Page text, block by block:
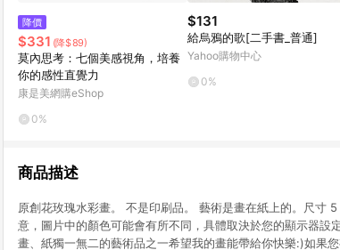
降價
$331 (降$89)
莫內思考：七個美感視角，培養
你的感性直覺力
康是美網購eShop
0%
$131
給烏鴉的歌[二手書_普通]
Yahoo購物中心
0%
商品描述
原創花玫瑰水彩畫。 不是印刷品。 藝術是畫在紙上的。尺寸
意，圖片中的顏色可能會有所不同，具體取決於您的顯示器
畫、紙獨一無二的藝術品之一希望我的畫能帶給你快樂:)如果